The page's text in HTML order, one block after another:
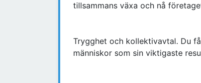
tillsammans växa och nå
Trygghet och kollektivavtal. Du
människor som sin viktigaste